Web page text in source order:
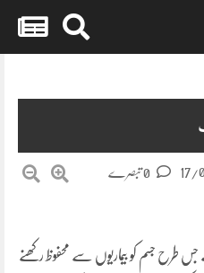
17/
جس طرح جسم کو بیماریوں سے محفوظ رکھنے